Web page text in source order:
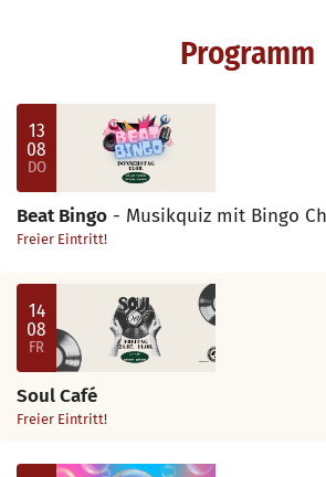
Programm
13
08
DO
Beat Bingo - Musikquiz mit Bingo
Freier Eintritt!
14
08
FR
Soul Café
Freier Eintritt!